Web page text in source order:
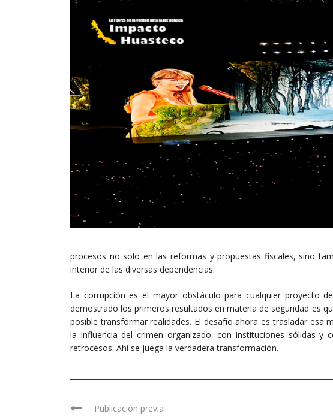
procesos no solo en las reformas y propuestas fiscales, sino
interior de las diversas dependencias.
La corrupción es el mayor obstáculo para cualquier proyecto
demostrado los primeros resultados en materia de seguridad es
posible transformar realidades. El desafío ahora es trasladar esa
la influencia del crimen organizado, con instituciones sólidas y
retrocesos. Ahí se juega la verdadera transformación.
Publicación previa